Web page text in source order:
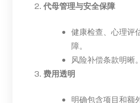
代母管理与安全保障
健康检查、心理评
障。
风险补偿条款明晰。
费用透明
明确包含项目和额